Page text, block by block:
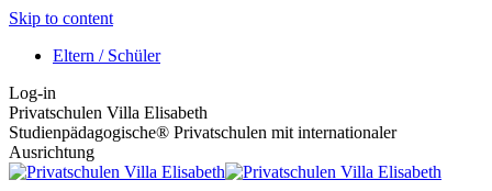
Skip to content
Eltern / Schüler
Log-in
Privatschulen Villa Elisabeth
Studienpädagogische® Privatschulen mit internationaler
Ausrichtung